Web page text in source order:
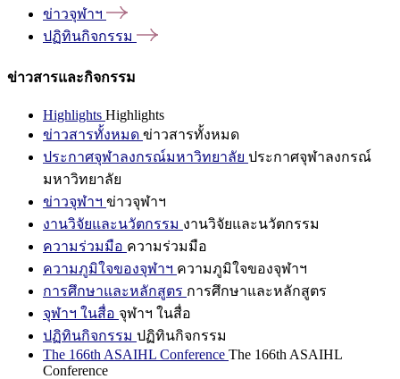
ข่าวจุฬาฯ
ปฏิทินกิจกรรม
ข่าวสารและกิจกรรม
Highlights Highlights
ข่าวสารทั้งหมด ข่าวสารทั้งหมด
ประกาศจุฬาลงกรณ์มหาวิทยาลัย ประกาศจุฬาลงกรณ์
มหาวิทยาลัย
ข่าวจุฬาฯ ข่าวจุฬาฯ
งานวิจัยและนวัตกรรม งานวิจัยและนวัตกรรม
ความร่วมมือ ความร่วมมือ
ความภูมิใจของจุฬาฯ ความภูมิใจของจุฬาฯ
การศึกษาและหลักสูตร การศึกษาและหลักสูตร
จุฬาฯ ในสื่อ จุฬาฯ ในสื่อ
ปฏิทินกิจกรรม ปฏิทินกิจกรรม
The 166th ASAIHL Conference The 166th ASAIHL
Conference